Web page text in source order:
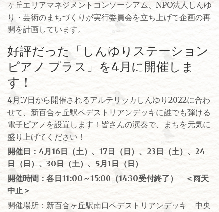
ヶ丘エリアマネジメントコンソーシアム、NPO法人しんゆ
り・芸術のまちづくりが実行委員会を立ち上げて企画の再
開を計画しています。
好評だった「しんゆりステーション
ピアノ プラス」を4月に開催しま
す！
4月17日から開催されるアルテリッカしんゆり2022に合わ
せて、新百合ヶ丘駅ペデストリアンデッキに誰でも弾ける
電子ピアノを設置します！皆さんの演奏で、まちを元気に
盛り上げてください！
開催日：4月16日（土）、17日（日）、23日（土）、24
日（日）、30日（土）、5月1日（日）
開催時間：各日11:00～15:00（14:30受付終了） ＜雨天
中止＞
開催場所：新百合ヶ丘駅南口ペデストリアンデッキ 中央